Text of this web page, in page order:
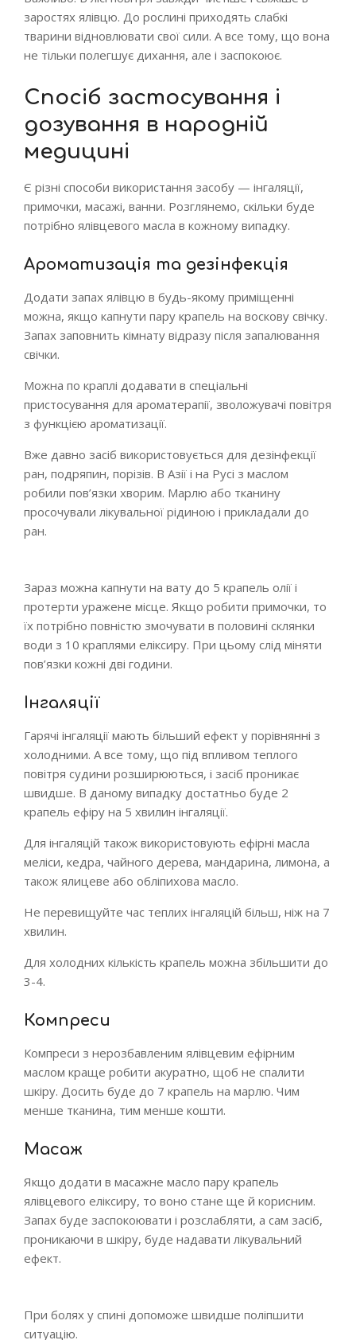
заростях ялівцю. До рослині приходять слабкі
тварини відновлювати свої сили. А все тому, що вона
не тільки полегшує дихання, але і заспокоює.
Спосіб застосування і
дозування в народній
медицині
Є різні способи використання засобу — інгаляції,
примочки, масажі, ванни. Розглянемо, скільки буде
потрібно ялівцевого масла в кожному випадку.
Ароматизація та дезінфекція
Додати запах ялівцю в будь-якому приміщенні
можна, якщо капнути пару крапель на воскову свічку.
Запах заповнить кімнату відразу після запалювання
свічки.
Можна по краплі додавати в спеціальні
пристосування для ароматерапії, зволожувачі повітря
з функцією ароматизації.
Вже давно засіб використовується для дезінфекції
ран, подряпин, порізів. В Азії і на Русі з маслом
робили пов’язки хворим. Марлю або тканину
просочували лікувальної рідиною і прикладали до
ран.
Зараз можна капнути на вату до 5 крапель олії і
протерти уражене місце. Якщо робити примочки, то
їх потрібно повністю змочувати в половині склянки
води з 10 краплями еліксиру. При цьому слід міняти
пов’язки кожні дві години.
Інгаляції
Гарячі інгаляції мають більший ефект у порівнянні з
холодними. А все тому, що під впливом теплого
повітря судини розширюються, і засіб проникає
швидше. В даному випадку достатньо буде 2
крапель ефіру на 5 хвилин інгаляції.
Для інгаляцій також використовують ефірні масла
меліси, кедра, чайного дерева, мандарина, лимона, а
також ялицеве або обліпихова масло.
Не перевищуйте час теплих інгаляцій більш, ніж на 7
хвилин.
Для холодних кількість крапель можна збільшити до
3-4.
Компреси
Компреси з нерозбавленим ялівцевим ефірним
маслом краще робити акуратно, щоб не спалити
шкіру. Досить буде до 7 крапель на марлю. Чим
менше тканина, тим менше кошти.
Масаж
Якщо додати в масажне масло пару крапель
ялівцевого еліксиру, то воно стане ще й корисним.
Запах буде заспокоювати і розслабляти, а сам засіб,
проникаючи в шкіру, буде надавати лікувальний
ефект.
При болях у спині допоможе швидше поліпшити
ситуацію.